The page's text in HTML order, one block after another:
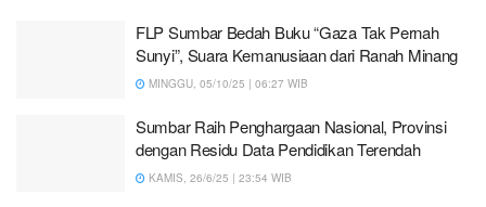
FLP Sumbar Bedah Buku “Gaza Tak Pernah
Sunyi”, Suara Kemanusiaan dari Ranah Minang
MINGGU, 05/10/25 | 06:27 WIB
Sumbar Raih Penghargaan Nasional, Provinsi
dengan Residu Data Pendidikan Terendah
KAMIS, 26/6/25 | 23:54 WIB